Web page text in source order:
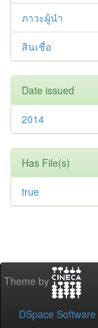
ภาวะผู้นำ
สินเชื่อ
Date issued
2014
Has File(s)
true
Theme by
DSpace Software